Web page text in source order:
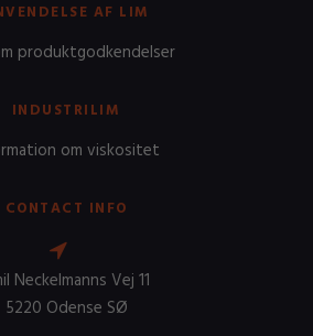
AF LIM
produktgodkendelser
INDUSTRILIM
om viskositet
CONTACT INFO
Neckelmanns Vej 11
5220 Odense SØ